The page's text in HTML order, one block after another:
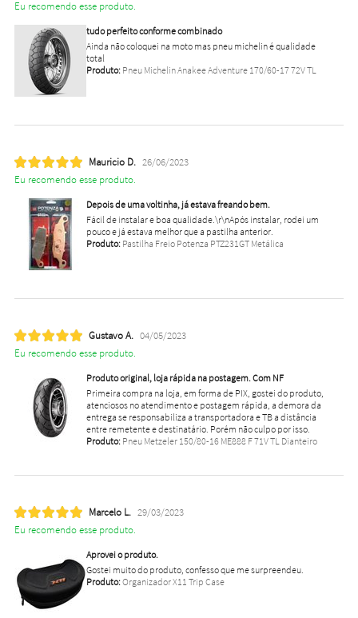
Eu recomendo esse produto.
tudo perfeito conforme combinado
Ainda não coloquei na moto mas pneu michelin é qualidade
total
Produto:Pneu Michelin Anakee Adventure 170/60-17 72V TL
Mauricio D. 26/06/2023
Eu recomendo esse produto.
Depois de uma voltinha, já estava freando bem.
Fácil de instalar e boa qualidade.\r\nApós instalar, rodei um
pouco e já estava melhor que a pastilha anterior.
Produto:Pastilha Freio Potenza PTZ231GT Metálica
Gustavo A. 04/05/2023
Eu recomendo esse produto.
Produto original, loja rápida na postagem. Com NF
Primeira compra na loja, em forma de PIX, gostei do produto,
atenciosos no atendimento e postagem rápida, a demora da
entrega se responsabiliza a transportadora e TB a distância
entre remetente e destinatário. Porém não culpo por isso.
Produto:Pneu Metzeler 150/80-16 ME888 F 71V TL Dianteiro
Marcelo L. 29/03/2023
Eu recomendo esse produto.
Aprovei o produto.
Gostei muito do produto, confesso que me surpreendeu.
Produto:Organizador X11 Trip Case